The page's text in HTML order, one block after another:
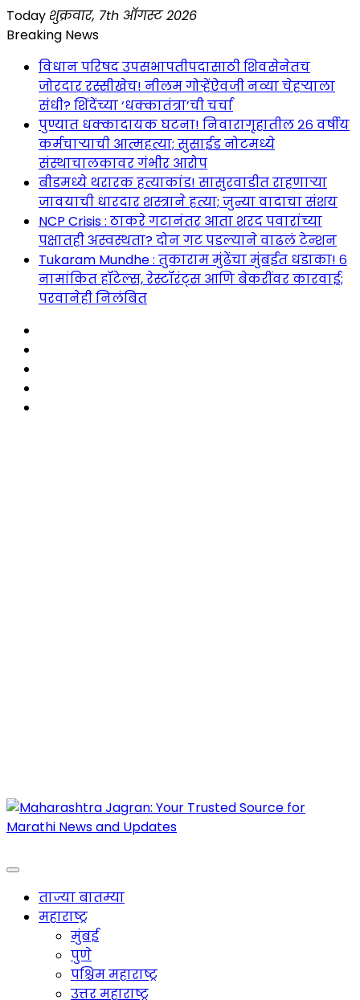
Skip
to
Today शुक्रवार, 7th ऑगस्ट 2026
Breaking News
विधान परिषद उपसभापतीपदासाठी शिवसेनेतच
जोरदार रस्सीखेच! नीलम गोऱ्हेंऐवजी नव्या चेहऱ्याला
संधी? शिंदेंच्या ‘धक्कातंत्रा’ची चर्चा
पुण्यात धक्कादायक घटना! निवारागृहातील २६ वर्षीय
कर्मचाऱ्याची आत्महत्या; सुसाईड नोटमध्ये
संस्थाचालकावर गंभीर आरोप
बीडमध्ये थरारक हत्याकांड! सासुरवाडीत राहणाऱ्या
जावयाची धारदार शस्त्राने हत्या; जुन्या वादाचा संशय
NCP Crisis : ठाकरे गटानंतर आता शरद पवारांच्या
पक्षातही अस्वस्थता? दोन गट पडल्याने वाढलं टेन्शन
Tukaram Mundhe : तुकाराम मुंढेंचा मुंबईत धडाका! ६
नामांकित हॉटेल्स, रेस्टॉरंट्स आणि बेकरींवर कारवाई;
परवानेही निलंबित
Maharashtra Jagran : Your Trusted Companion
ताज्या बातम्या
महाराष्ट्र
मुंबई
पुणे
पश्चिम महाराष्ट्र
उत्तर महाराष्ट्र